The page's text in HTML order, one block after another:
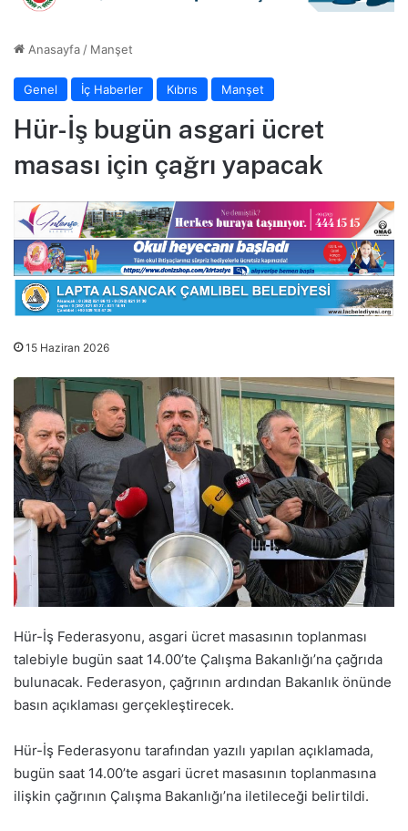
Anasayfa / Manşet
Genel İç Haberler Kıbrıs Manşet
Hür-İş bugün asgari ücret
masası için çağrı yapacak
15 Haziran 2026
Hür-İş Federasyonu, asgari ücret masasının toplanması
talebiyle bugün saat 14.00’te Çalışma Bakanlığı’na çağrıda
bulunacak. Federasyon, çağrının ardından Bakanlık önünde
basın açıklaması gerçekleştirecek.
Hür-İş Federasyonu tarafından yazılı yapılan açıklamada,
bugün saat 14.00’te asgari ücret masasının toplanmasına
ilişkin çağrının Çalışma Bakanlığı’na iletileceği belirtildi.